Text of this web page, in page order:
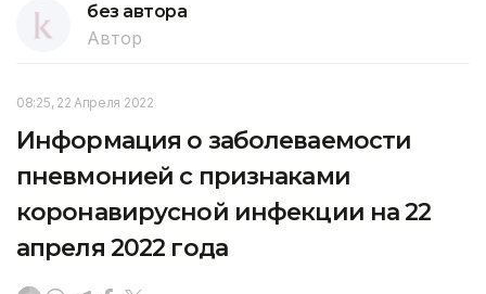
без автора
Автор
08:25, 22 Апреля 2022
Информация о заболеваемости
пневмонией с признаками
коронавирусной инфекции на 22
апреля 2022 года